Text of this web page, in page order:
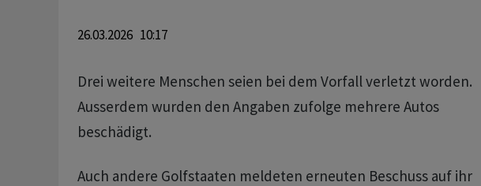
26.03.2026 10:17
Drei weitere Menschen seien bei dem Vorfall verletzt worden.
Ausserdem wurden den Angaben zufolge mehrere Autos
beschädigt.
Auch andere Golfstaaten meldeten erneuten Beschuss auf ihr